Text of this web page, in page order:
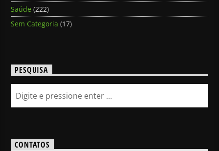
Saúde (222)
Sem Categoria (17)
PESQUISA
CONTATOS